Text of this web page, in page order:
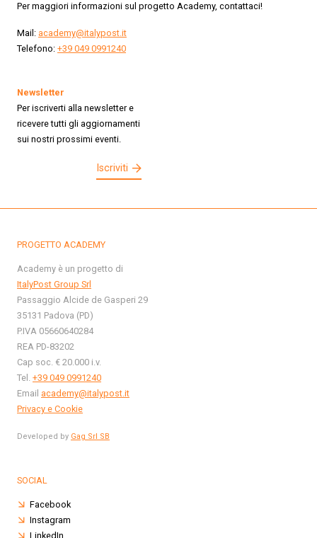
Per maggiori informazioni sul progetto Academy, contattaci!
Mail: academy@italypost.it
Telefono: +39 049 0991240
Newsletter
Per iscriverti alla newsletter e
ricevere tutti gli aggiornamenti
sui nostri prossimi eventi.
Iscriviti
PROGETTO ACADEMY
Academy è un progetto di
ItalyPost Group Srl
Passaggio Alcide de Gasperi 29
35131 Padova (PD)
P.IVA 05660640284
REA PD-83202
Cap soc. € 20.000 i.v.
Tel. +39 049 0991240
Email academy@italypost.it
Privacy e Cookie
Developed by Gag Srl SB
SOCIAL
Facebook
Instagram
LinkedIn